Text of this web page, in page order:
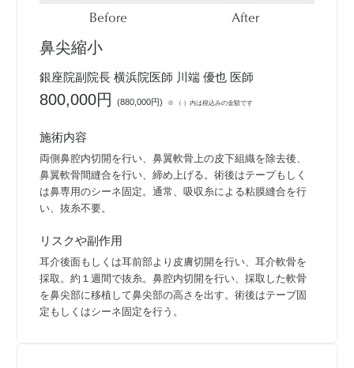
Before After
鼻尖縮小
銀座院副院長 横浜院医師 川端 優也 医師
800,000円(880,000円) ※ （ ）内は税込みの金額です
施術内容
両側鼻腔内切開を行い、鼻翼軟骨上の皮下組織を除去後、
鼻翼軟骨間縫合を行い、締め上げる。術後はテープもしく
は鼻専用のシーネ固定。通常、吸収糸による粘膜縫合を行
い、抜糸不要。
リスクや副作用
耳介後面もしくは耳前部より皮膚切開を行い、耳介軟骨を
採取。約１週間で抜糸。鼻腔内切開を行い、採取した軟骨
を鼻尖部に移植して鼻尖部の高さを出す。術後はテープ固
定もしくはシーネ固定を行う。